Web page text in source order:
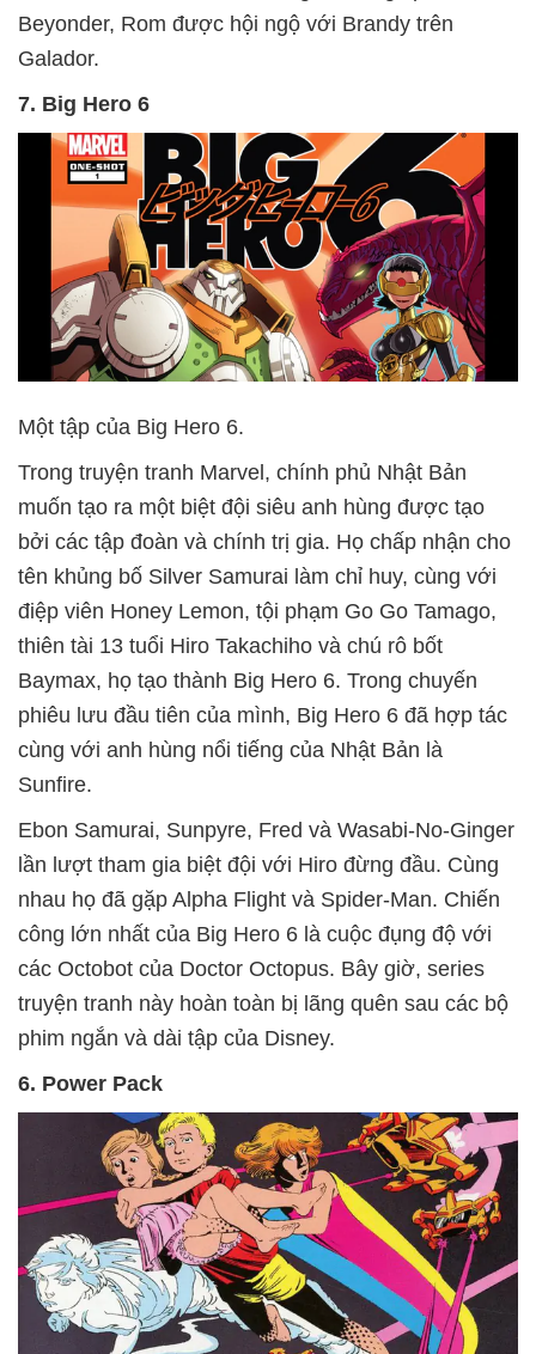
Beyonder, Rom được hội ngộ với Brandy trên
Galador.
7. Big Hero 6
Một tập của Big Hero 6.
Trong truyện tranh Marvel, chính phủ Nhật Bản
muốn tạo ra một biệt đội siêu anh hùng được tạo
bởi các tập đoàn và chính trị gia. Họ chấp nhận cho
tên khủng bố Silver Samurai làm chỉ huy, cùng với
điệp viên Honey Lemon, tội phạm Go Go Tamago,
thiên tài 13 tuổi Hiro Takachiho và chú rô bốt
Baymax, họ tạo thành Big Hero 6. Trong chuyến
phiêu lưu đầu tiên của mình, Big Hero 6 đã hợp tác
cùng với anh hùng nổi tiếng của Nhật Bản là
Sunfire.
Ebon Samurai, Sunpyre, Fred và Wasabi-No-Ginger
lần lượt tham gia biệt đội với Hiro đừng đầu. Cùng
nhau họ đã gặp Alpha Flight và Spider-Man. Chiến
công lớn nhất của Big Hero 6 là cuộc đụng độ với
các Octobot của Doctor Octopus. Bây giờ, series
truyện tranh này hoàn toàn bị lãng quên sau các bộ
phim ngắn và dài tập của Disney.
6. Power Pack